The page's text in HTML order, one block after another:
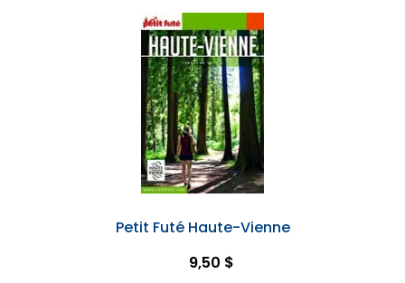
Petit Futé Haute-Vienne
9,50 $